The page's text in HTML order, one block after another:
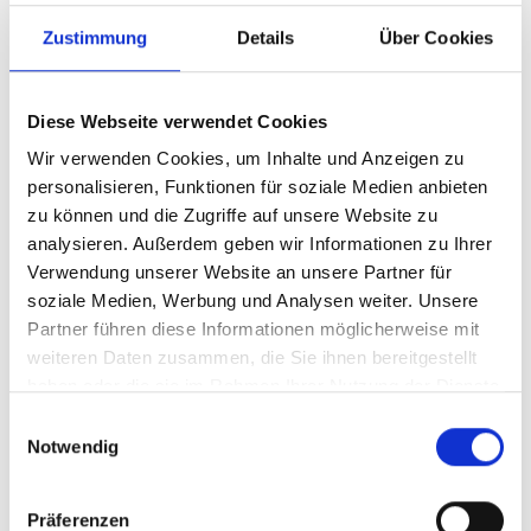
Zustimmung Details Über Cookies
Diese Webseite verwendet Cookies
Wir verwenden Cookies, um Inhalte und Anzeigen zu
personalisieren, Funktionen für soziale Medien anbieten
zu können und die Zugriffe auf unsere Website zu
analysieren. Außerdem geben wir Informationen zu Ihrer
Verwendung unserer Website an unsere Partner für
soziale Medien, Werbung und Analysen weiter. Unsere
Partner führen diese Informationen möglicherweise mit
weiteren Daten zusammen, die Sie ihnen bereitgestellt
Notwendig
Präferenzen
In der mU20 holte Justus Höhe mit Hausrekord (2,95 m)
Silber hinter dem Ambergerv Marten Lippold. PB auch für U
Medaillen Set gab es in der W 15 für Maria Lankes (2,55 /
PB) vor Klara Tausendpfund (2,25 m) und Rebecca
Woske (2,55 m / PB), und mit je 1,95 m und Bestleistung